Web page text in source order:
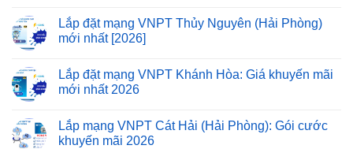
Lắp đặt mạng VNPT Thủy Nguyên (Hải Phòng)
mới nhất [2026]
Lắp đặt mạng VNPT Khánh Hòa: Giá khuyến mãi
mới nhất 2026
Lắp mạng VNPT Cát Hải (Hải Phòng): Gói cước
khuyến mãi 2026